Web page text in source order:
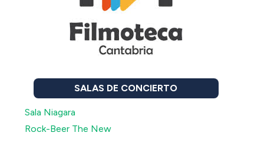
SALAS DE CONCIERTO
Sala Niagara
Rock-Beer The New